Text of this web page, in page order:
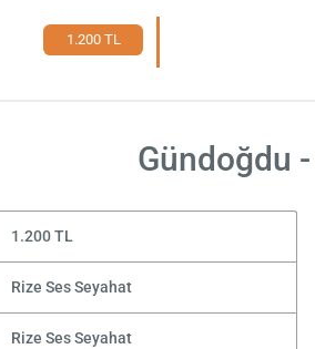
1.200 TL
Gündoğdu
1.200 TL
Rize Ses Seyahat
Rize Ses Seyahat